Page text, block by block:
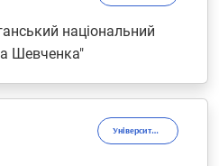
національний
Шевченка"
Університет Ушинського